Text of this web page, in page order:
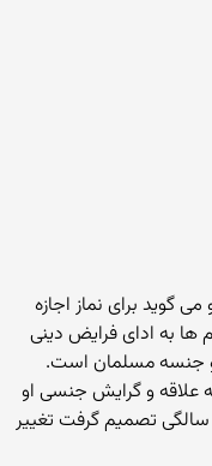
گوید برای نماز اجازه
به ادای فرایض دینی
جنسه مسلمان است.
شد که علاقه و گرایش جنسی او
به جای زنان به مردان است و بالاخره در 25 سالگی تصمیم گرفت تغییر